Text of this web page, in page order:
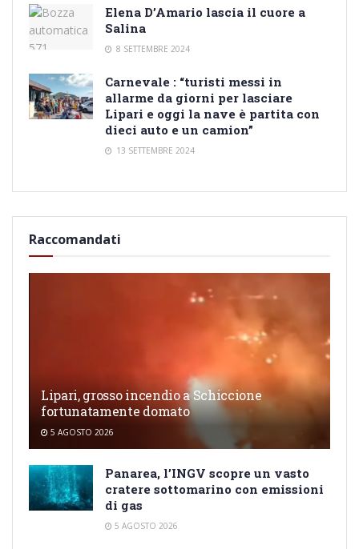
Elena D’Amario lascia il cuore a
Salina
8 SETTEMBRE 2024
Carnevale : “turisti messi in
allarme da giorni per lasciare
Lipari e oggi la nave è partita con
dieci auto e un camion”
13 SETTEMBRE 2024
Raccomandati
Lipari, grosso incendio a Schiccione
fortunatamente domato
5 AGOSTO 2026
Panarea, l’INGV scopre un vasto
cratere sottomarino con emissioni
di gas
5 AGOSTO 2026